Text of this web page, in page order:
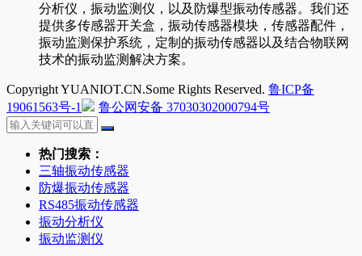
分析仪，振动监测仪，以及防爆型振动传感器。我们还
提供多传感器开关盒，振动传感器模块，传感器配件，
振动监测保护系统，定制的振动传感器以及结合物联网
技术的振动监测解决方案。
Copyright YUANIOT.CN.Some Rights Reserved. 鲁ICP备
19061563号-1
鲁公网安备 37030302000794号
热门搜索：
三轴振动传感器
防爆振动传感器
RS485振动传感器
振动分析仪
振动监测仪